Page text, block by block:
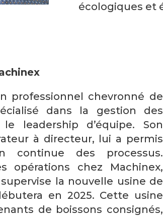
écologiques et
professionnel chevronné de
dans la gestion des
leadership d’équipe. Son
à directeur, lui a permis
continue des processus.
opérations chez Machinex,
la nouvelle usine de
en 2025. Cette usine
de boissons consignés,